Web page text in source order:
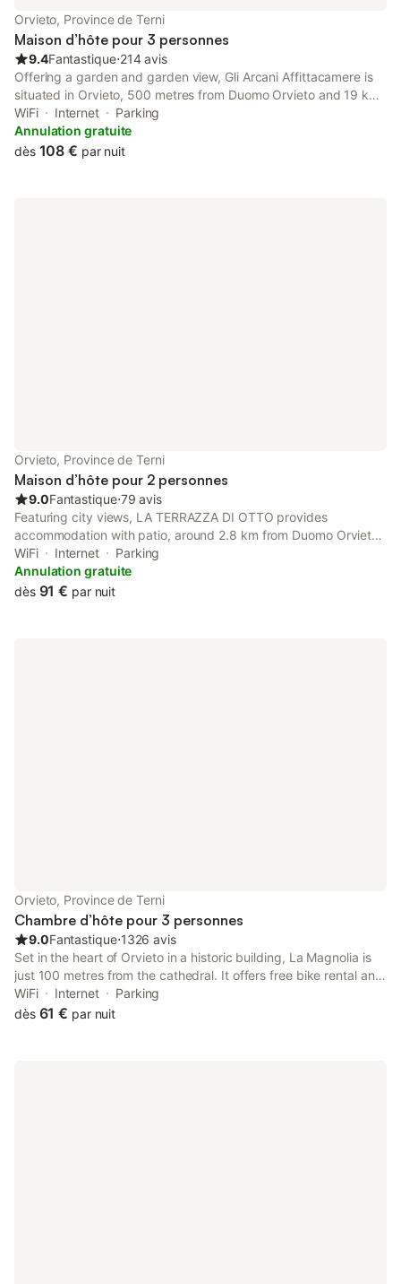
Orvieto, Province de Terni
Maison d’hôte pour 3 personnes
9.4Fantastique⋅214 avis
Offering a garden and garden view, Gli Arcani Affittacamere is
situated in Orvieto, 500 metres from Duomo Orvieto and 19 km
from Civita di Bagnoregio. Complimentary WiFi is available
throughout the property and private parking is available on site.
WiFi Internet
Parking
Annulation gratuite
dès 108 € par nuit
Orvieto, Province de Terni
Maison d’hôte pour 2 personnes
9.0Fantastique⋅79 avis
Featuring city views, LA TERRAZZA DI OTTO provides
accommodation with patio, around 2.8 km from Duomo Orvieto.
Among the facilities at this property are a shared kitchen and
private check-in and check-out, along with free WiFi throughout
the...
WiFi Internet
Parking
Annulation gratuite
dès 91 € par nuit
Orvieto, Province de Terni
Chambre d’hôte pour 3 personnes
9.0Fantastique⋅1326 avis
Set in the heart of Orvieto in a historic building, La Magnolia is
just 100 metres from the cathedral. It offers free bike rental and
air-conditioned rooms with free Wi-Fi.
WiFi Internet
Parking
dès 61 € par nuit